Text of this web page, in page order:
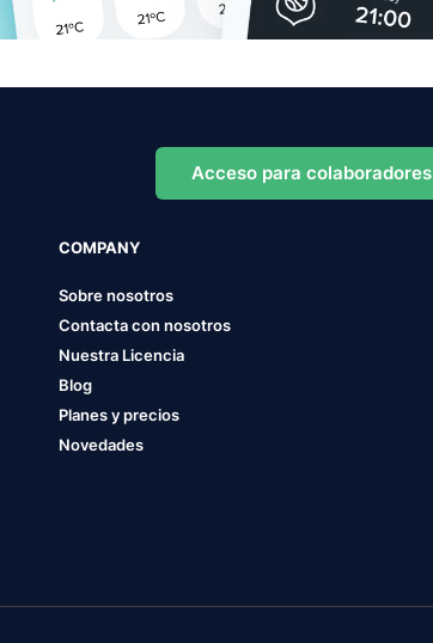
Acceso para colaboradores
COMPANY
Sobre nosotros
Contacta con nosotros
Nuestra Licencia
Blog
Planes y precios
Novedades